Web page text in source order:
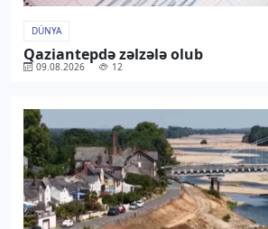
DÜNYA
Qaziantepdə zəlzələ olub
09.08.2026 12